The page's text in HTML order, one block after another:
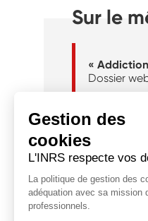
Sur le
«
Dossier
Abonnez-